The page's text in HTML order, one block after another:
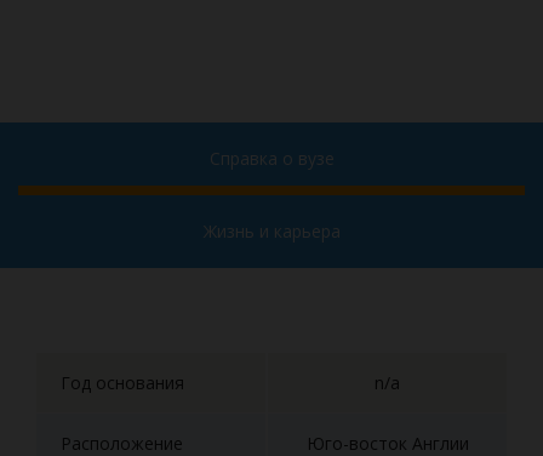
Справка о вузе
Жизнь и карьера
Год основания n/a
Расположение Юго-восток Англии